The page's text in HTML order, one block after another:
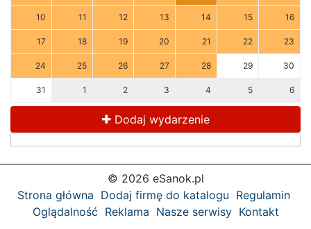
10 11 12 13 14 15 16
17 18 19 20 21 22 23
24 25 26 27 28 29 30
31 1 2 3 4 5 6
Dodaj wydarzenie
© 2026 eSanok.pl
Strona główna Dodaj firmę do katalogu Regulamin
Oglądalność Reklama Nasze serwisy Kontakt